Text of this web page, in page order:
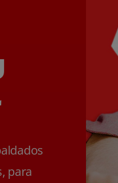
para